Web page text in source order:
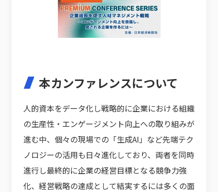
本カンファレンスについて
人的資本をデータ化し戦略的に企業における組織
の生産性・エンゲージメント向上への取り組みが
進む中、個々の現場での「生成AI」など先端テク
ノロジーの活用も日々進化しており、両者を同時
進行し最終的に企業の経営目標となる競争力強
化、経営戦略の達成として結実するには多くの面